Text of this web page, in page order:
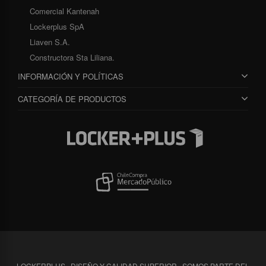
Comercial Kantenah
Lockerplus SpA
Liaven S.A.
Constructora Sta Liliana.
INFORMACIÓN Y POLÍTICAS
CATEGORÍA DE PRODUCTOS